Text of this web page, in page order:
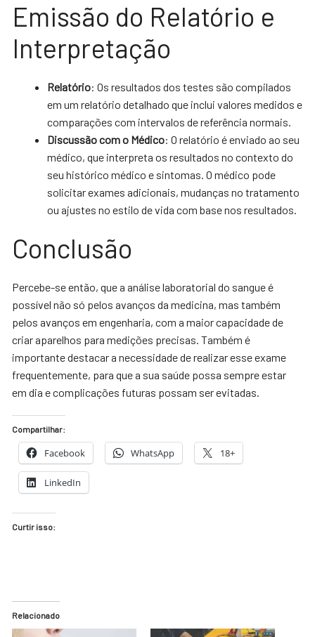
Emissão do Relatório e
Interpretação
Relatório: Os resultados dos testes são compilados
em um relatório detalhado que inclui valores medidos e
comparações com intervalos de referência normais.
Discussão com o Médico: O relatório é enviado ao seu
médico, que interpreta os resultados no contexto do
seu histórico médico e sintomas. O médico pode
solicitar exames adicionais, mudanças no tratamento
ou ajustes no estilo de vida com base nos resultados.
Conclusão
Percebe-se então, que a análise laboratorial do sangue é
possível não só pelos avanços da medicina, mas também
pelos avanços em engenharia, com a maior capacidade de
criar aparelhos para medições precisas. Também é
importante destacar a necessidade de realizar esse exame
frequentemente, para que a sua saúde possa sempre estar
em dia e complicações futuras possam ser evitadas.
Compartilhar:
Facebook WhatsApp 18+
LinkedIn
Curtir isso:
Relacionado